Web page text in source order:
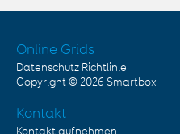
Online Grids
Datenschutz Richtlinie
Copyright © 2026 Smartbox
Kontakt
Kontakt aufnehmen